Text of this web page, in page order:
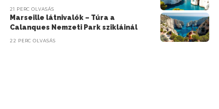
21 PERC OLVASÁS
Marseille látnivalók – Túra a
Calanques Nemzeti Park szikláinál
22 PERC OLVASÁS